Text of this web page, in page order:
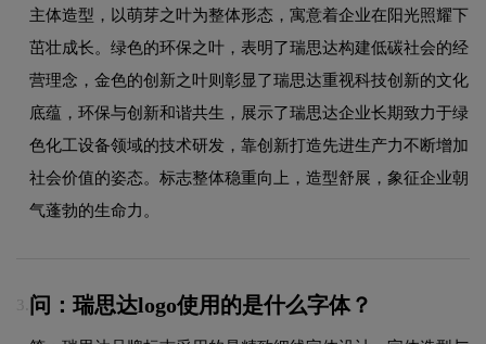
主体造型，以萌芽之叶为整体形态，寓意着企业在阳光照耀下
茁壮成长。绿色的环保之叶，表明了瑞思达构建低碳社会的经
营理念，金色的创新之叶则彰显了瑞思达重视科技创新的文化
底蕴，环保与创新和谐共生，展示了瑞思达企业长期致力于绿
色化工设备领域的技术研发，靠创新打造先进生产力不断增加
社会价值的姿态。标志整体稳重向上，造型舒展，象征企业朝
气蓬勃的生命力。
3. 问：瑞思达logo使用的是什么字体？